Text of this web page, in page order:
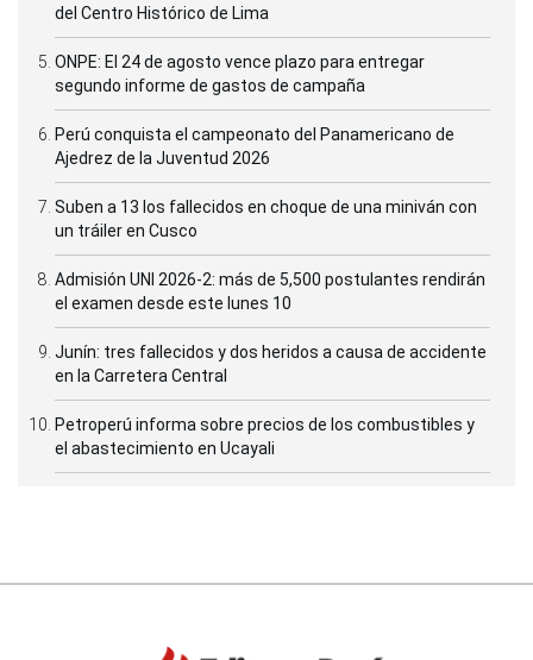
del Centro Histórico de Lima
ONPE: El 24 de agosto vence plazo para entregar
segundo informe de gastos de campaña
Perú conquista el campeonato del Panamericano de
Ajedrez de la Juventud 2026
Suben a 13 los fallecidos en choque de una miniván con
un tráiler en Cusco
Admisión UNI 2026-2: más de 5,500 postulantes rendirán
el examen desde este lunes 10
Junín: tres fallecidos y dos heridos a causa de accidente
en la Carretera Central
Petroperú informa sobre precios de los combustibles y
el abastecimiento en Ucayali